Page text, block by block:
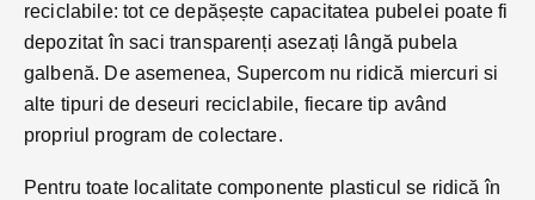
reciclabile: tot ce depășește capacitatea pubelei poate fi
depozitat în saci transparenți asezați lângă pubela
galbenă. De asemenea, Supercom nu ridică miercuri si
alte tipuri de deseuri reciclabile, fiecare tip având
propriul program de colectare.
Pentru toate localitate componente plasticul se ridică în